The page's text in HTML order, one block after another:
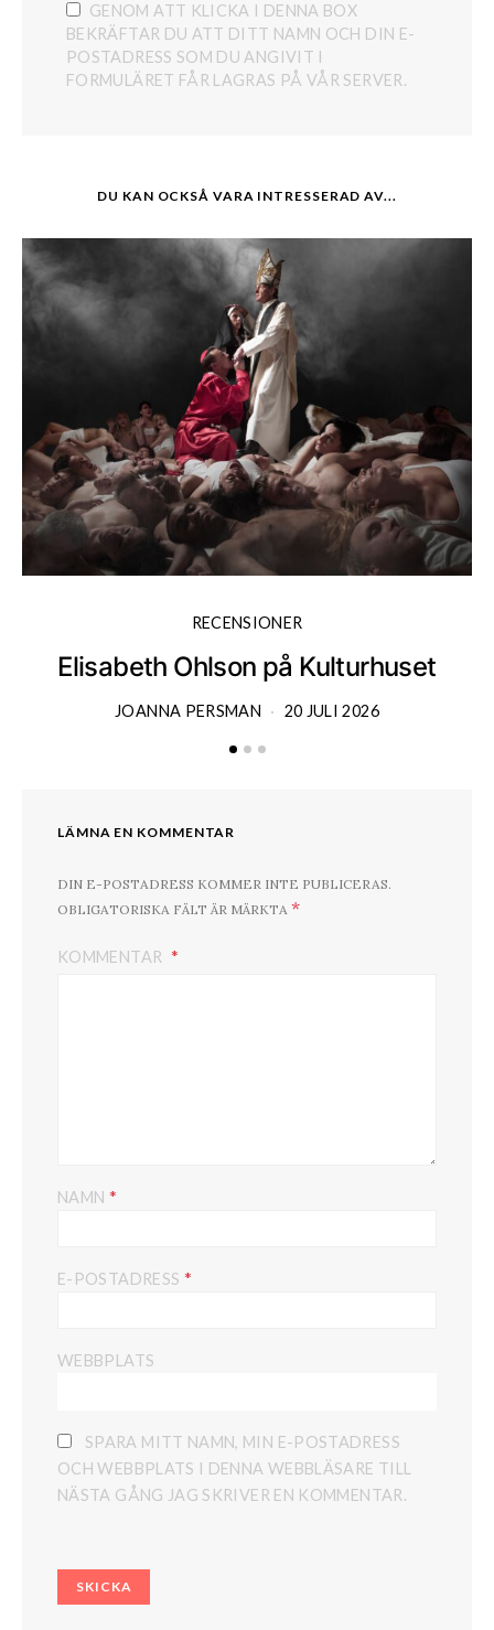
GENOM ATT KLICKA I DENNA BOX
BEKRÄFTAR DU ATT DITT NAMN OCH DIN E-
POSTADRESS SOM DU ANGIVIT I
FORMULÄRET FÅR LAGRAS PÅ VÅR SERVER.
DU KAN OCKSÅ VARA INTRESSERAD AV...
RECENSIONER
Elisabeth Ohlson på Kulturhuset
JOANNA PERSMAN 20 JULI 2026
LÄMNA EN KOMMENTAR
DIN E-POSTADRESS KOMMER INTE PUBLICERAS.
OBLIGATORISKA FÄLT ÄR MÄRKTA *
KOMMENTAR
NAMN *
E-POSTADRESS *
WEBBPLATS
SPARA MITT NAMN, MIN E-POSTADRESS
OCH WEBBPLATS I DENNA WEBBLÄSARE TILL
NÄSTA GÅNG JAG SKRIVER EN KOMMENTAR.